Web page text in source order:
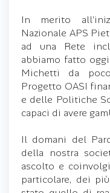
In merito
Nazionale APS
ad una Rete
abbiamo fatto
Michetti da
Progetto OASI
e delle Politiche
capaci di avere
Il domani del
della nostra
ascolto e
particolare, dei